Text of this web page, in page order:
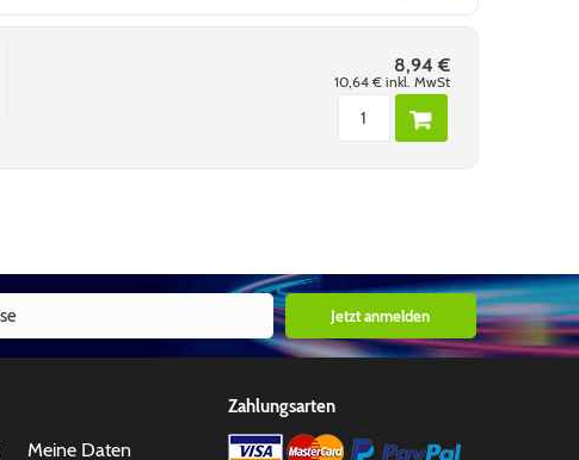
8,94 €
10,64 € inkl. MwSt
Jetzt anmelden
Meine Daten
Zahlungsarten